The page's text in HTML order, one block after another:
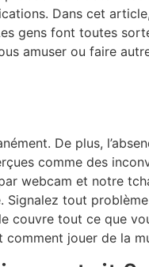
Dans cet
gens font toutes
amuser ou faire
De plus,
comme des
webcam et notre
Signalez tout
couvre tout ce que
jouer de la